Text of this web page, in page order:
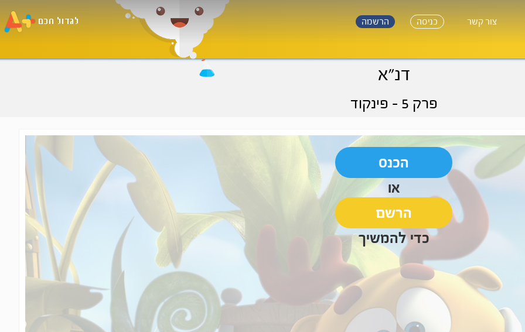
צור קשר כניסה הרשמה
דנ"א
פרק 5 - פינקוד
הכנס
או
הרשם
כדי להמשיך